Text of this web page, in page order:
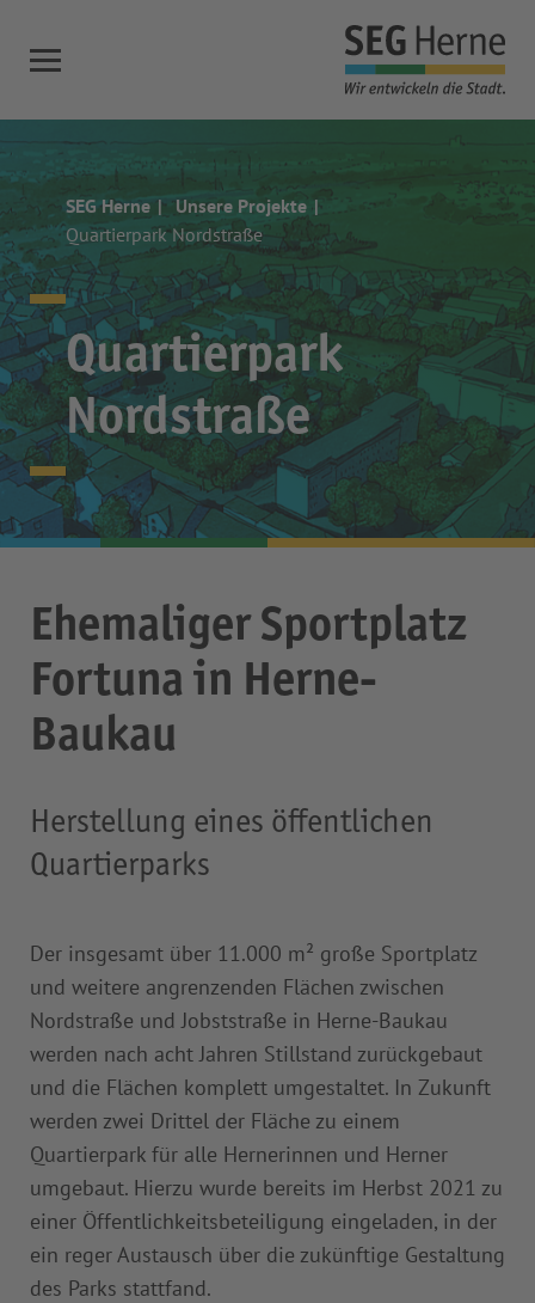
SEG Herne
Unsere Projekte
Quartierpark Nordstraße
Quartierpark
Nordstraße
Ehemaliger Sportplatz
Fortuna in Herne-
Baukau
Herstellung eines öffentlichen
Quartierparks
Der insgesamt über 11.000 m² große Sportplatz
und weitere angrenzenden Flächen zwischen
Nordstraße und Jobststraße in Herne-Baukau
werden nach acht Jahren Stillstand zurückgebaut
und die Flächen komplett umgestaltet. In Zukunft
werden zwei Drittel der Fläche zu einem
Quartierpark für alle Hernerinnen und Herner
umgebaut. Hierzu wurde bereits im Herbst 2021 zu
einer Öffentlichkeitsbeteiligung eingeladen, in der
ein reger Austausch über die zukünftige Gestaltung
des Parks stattfand.